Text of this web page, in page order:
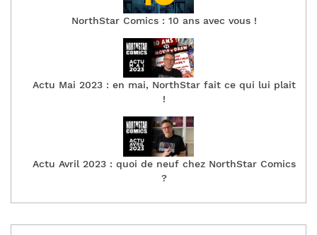
NorthStar Comics : 10 ans avec vous !
Actu Mai 2023 : en mai, NorthStar fait ce qui lui plait
!
Actu Avril 2023 : quoi de neuf chez NorthStar Comics
?